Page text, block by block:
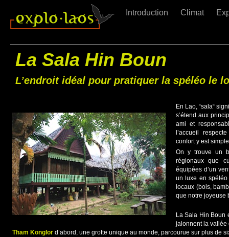
Introduction Climat
La Sala Hin Boun
L’endroit idéal pour pratiquer la spéléo le
En Lao, “sala“
s’étend aux
ami et
l’accueil
confort y est
On y trouve un
régionaux que
équipées d’un
un luxe en spéléo
locaux (bois,
que notre joyeuse
La Sala Hin Boun
jalonnent la vallée
Tham Konglor d’abord, une grotte unique au monde, parcourue sur plus de